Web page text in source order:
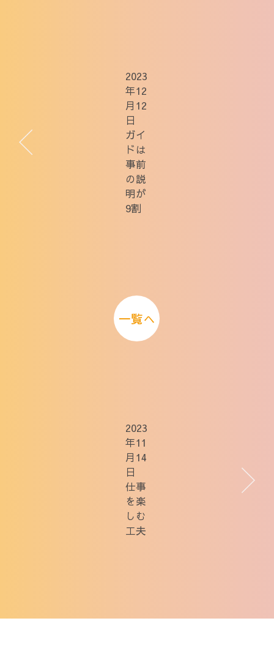
2023
年12
月12
日
ガイ
ドは
事前
の説
明が
9割
一覧へ
2023
年11
月14
日
仕事
を楽
しむ
工夫